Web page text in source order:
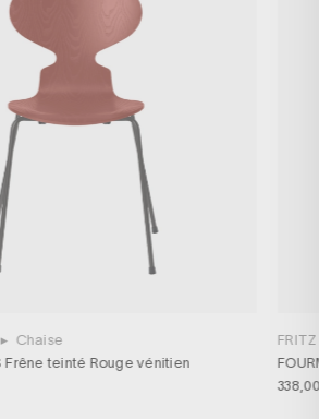
▸ Chaise
Frêne teinté Rouge vénitien